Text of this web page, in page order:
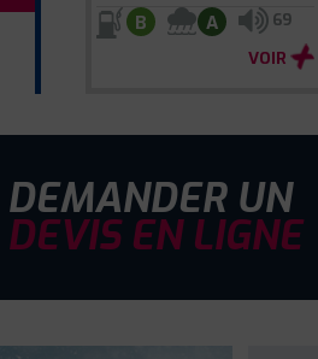
B A
69
VOIR
DEMANDER UN
DEVIS EN LIGNE